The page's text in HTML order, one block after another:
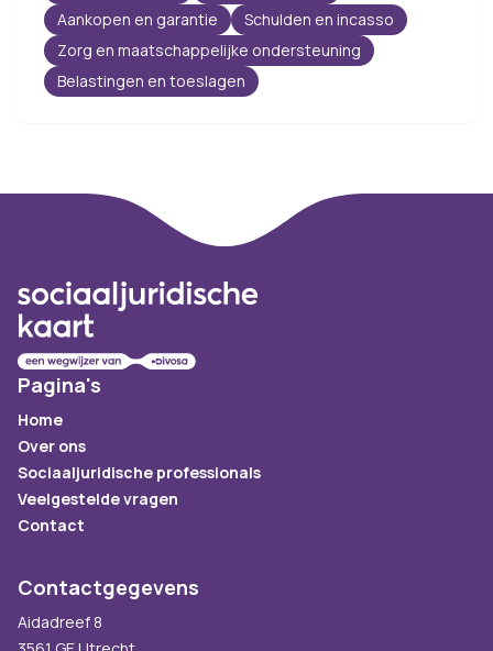
Aankopen en garantie
Schulden en incasso
Zorg en maatschappelijke ondersteuning
Belastingen en toeslagen
Pagina's
Home
Over ons
Sociaaljuridische professionals
Veelgestelde vragen
Contact
Contactgegevens
Aidadreef 8